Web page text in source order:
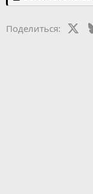
Поделиться: